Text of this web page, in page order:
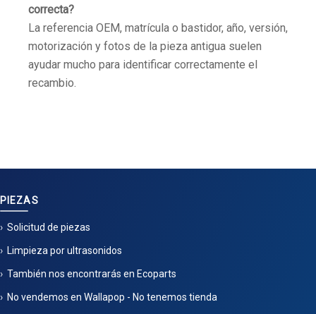
correcta?
La referencia OEM, matrícula o bastidor, año, versión,
motorización y fotos de la pieza antigua suelen
ayudar mucho para identificar correctamente el
recambio.
PIEZAS
Solicitud de piezas
Limpieza por ultrasonidos
También nos encontrarás en Ecoparts
No vendemos en Wallapop - No tenemos tienda